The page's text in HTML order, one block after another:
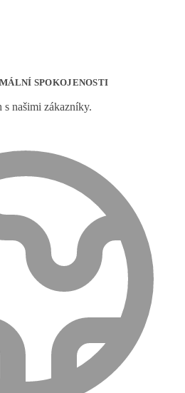
SPOKOJENOSTI
s našimi zákazníky.